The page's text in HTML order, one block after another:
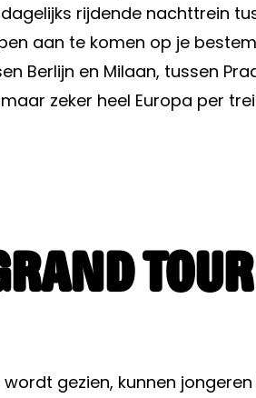
rijdende nachttrein
aan te komen op je
Berlijn en Milaan, tussen
zeker heel Europa per
tour
gezien, kunnen